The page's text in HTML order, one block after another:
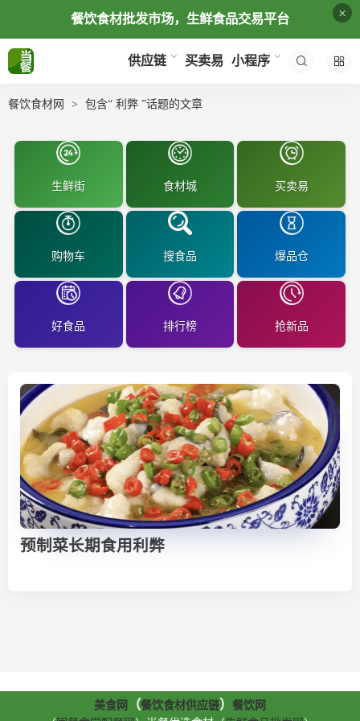
餐饮食材批发市场，生鲜食品交易平台 ×
供应链 买卖易 小程序
餐饮食材网 包含“ 利弊 ”话题的文章
生鲜街 食材城 买卖易
购物车 搜食品 爆品仓
好食品 排行榜 抢新品
预制菜长期食用利弊
美食网 （餐饮食材供应链）
餐饮网